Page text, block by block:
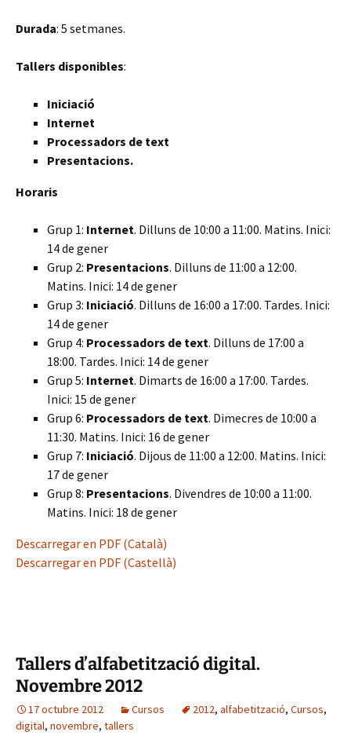
Durada: 5 setmanes.
Tallers disponibles:
Iniciació
Internet
Processadors de text
Presentacions.
Horaris
Grup 1: Internet. Dilluns de 10:00 a 11:00. Matins. Inici:
14 de gener
Grup 2: Presentacions. Dilluns de 11:00 a 12:00.
Matins. Inici: 14 de gener
Grup 3: Iniciació. Dilluns de 16:00 a 17:00. Tardes. Inici:
14 de gener
Grup 4: Processadors de text. Dilluns de 17:00 a
18:00. Tardes. Inici: 14 de gener
Grup 5: Internet. Dimarts de 16:00 a 17:00. Tardes.
Inici: 15 de gener
Grup 6: Processadors de text. Dimecres de 10:00 a
11:30. Matins. Inici: 16 de gener
Grup 7: Iniciació. Dijous de 11:00 a 12:00. Matins. Inici:
17 de gener
Grup 8: Presentacions. Divendres de 10:00 a 11:00.
Matins. Inici: 18 de gener
Descarregar en PDF (Català)
Descarregar en PDF (Castellà)
Tallers d’alfabetització digital.
Novembre 2012
17 octubre 2012 Cursos 2012, alfabetització, Cursos,
digital, novembre, tallers